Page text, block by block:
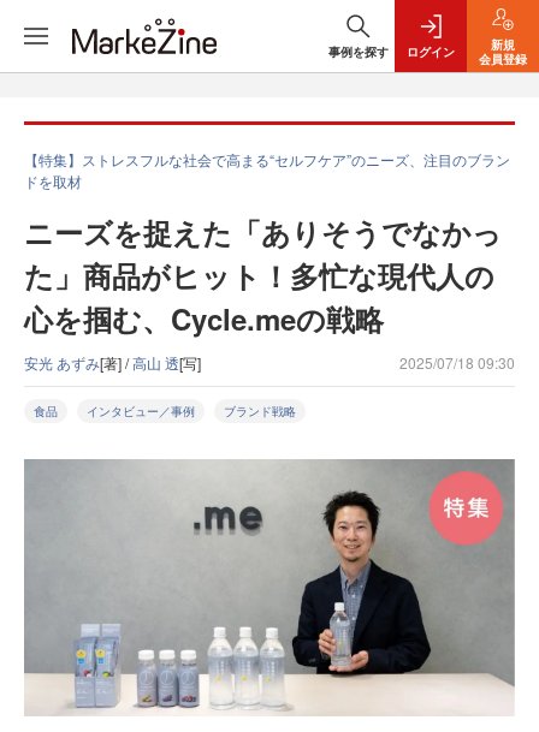
事例を探す ログイン
新規
会員登録
【特集】ストレスフルな社会で高まる“セルフケア”のニーズ、注目のブラン
ドを取材
ニーズを捉えた「ありそうでなかっ
た」商品がヒット！多忙な現代人の
心を掴む、Cycle.meの戦略
安光 あずみ[著] /高山 透[写] 2025/07/18 09:30
食品 インタビュー／事例 ブランド戦略